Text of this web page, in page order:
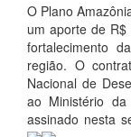
O Plano
um aporte de
fortalecimento
região. O
Nacional de
ao Ministério
assinado nesta